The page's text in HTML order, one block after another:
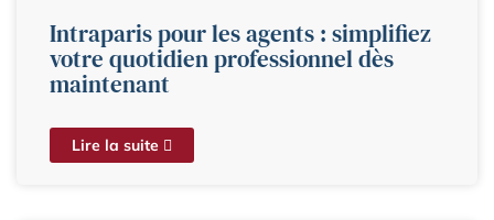
Intraparis pour les agents : simplifiez
votre quotidien professionnel dès
maintenant
Lire la suite